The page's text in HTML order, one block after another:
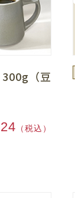
（豆
（税込）